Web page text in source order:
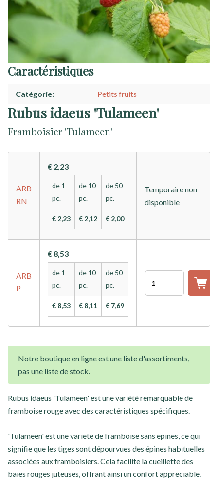
Caractéristiques
Catégorie Petits fruits
Rubus idaeus 'Tulameen'
Framboisier 'Tulameen'
ARB
RN
€ 2,23
de 1
pc.
€ 2,23
de 10
pc.
€ 2,12
de 50
pc.
€ 2,00
Temporaire non
disponible
ARB
P
€ 8,53
de 1
pc.
€ 8,53
de 10
pc.
€ 8,11
de 50
pc.
€ 7,69
Notre boutique en ligne est une liste d'assortiments,
pas une liste de stock.
Rubus idaeus 'Tulameen' est une variété remarquable de
framboise rouge avec des caractéristiques spécifiques.
'Tulameen' est une variété de framboise sans épines, ce qui
signifie que les tiges sont dépourvues des épines habituelles
associées aux framboisiers. Cela facilite la cueillette des
baies rouges juteuses, offrant ainsi un confort appréciable.